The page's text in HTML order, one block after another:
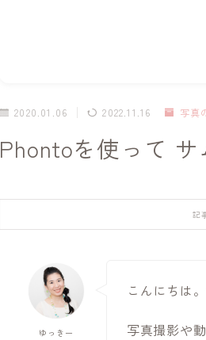
2020.01.06 2022.11.16 写真
Phontoを使って
記
ゆっきー
こんにちは
写真撮影や